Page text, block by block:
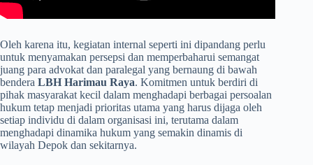
Oleh karena itu, kegiatan internal seperti ini dipandang perlu
untuk menyamakan persepsi dan memperbaharui semangat
juang para advokat dan paralegal yang bernaung di bawah
bendera LBH Harimau Raya. Komitmen untuk berdiri di
pihak masyarakat kecil dalam menghadapi berbagai persoalan
hukum tetap menjadi prioritas utama yang harus dijaga oleh
setiap individu di dalam organisasi ini, terutama dalam
menghadapi dinamika hukum yang semakin dinamis di
wilayah Depok dan sekitarnya.